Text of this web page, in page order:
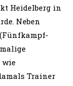
Heidelberg in
Neben
(Fünfkampf-
wie
Trainer